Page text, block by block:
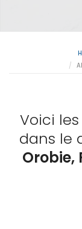
Voici
dans le
Orobie,